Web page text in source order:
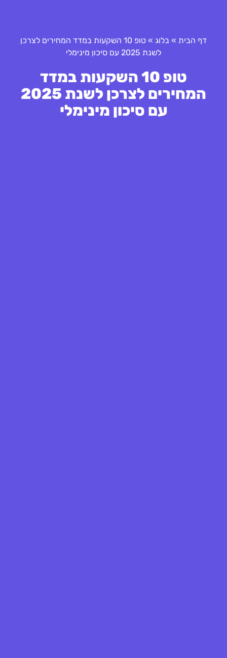
דף הבית » בלוג »
טופ 10 השקעות במדד המחירים לצרכן
לשנת 2025 עם סיכון מינימלי
טופ 10 השקעות במדד
המחירים לצרכן לשנת 2025
עם סיכון מינימלי